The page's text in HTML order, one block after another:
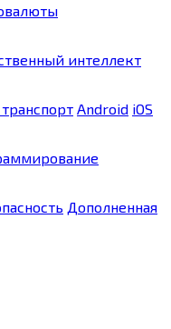
интеллект
Android iOS
Дополненная